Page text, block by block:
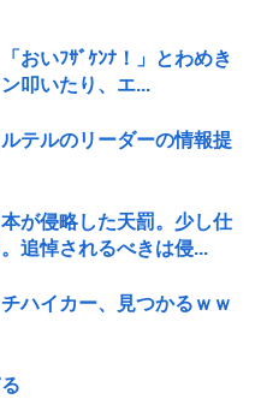
おいﾌｻﾞｹﾝﾅ！」とわめき
叩いたり、エ...
テルのリーダーの情報提
が侵略した天罰。少し仕
追悼されるべきは侵...
ハイカー、見つかるｗｗ